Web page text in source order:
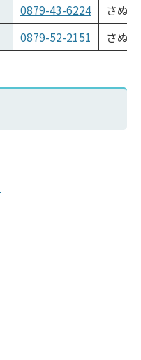
0879-43-6224
さぬ
0879-52-2151 さぬ